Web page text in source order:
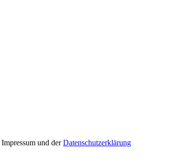
und derDatenschutzerklärung